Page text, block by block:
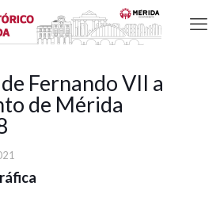
Fernando VII a
de Mérida